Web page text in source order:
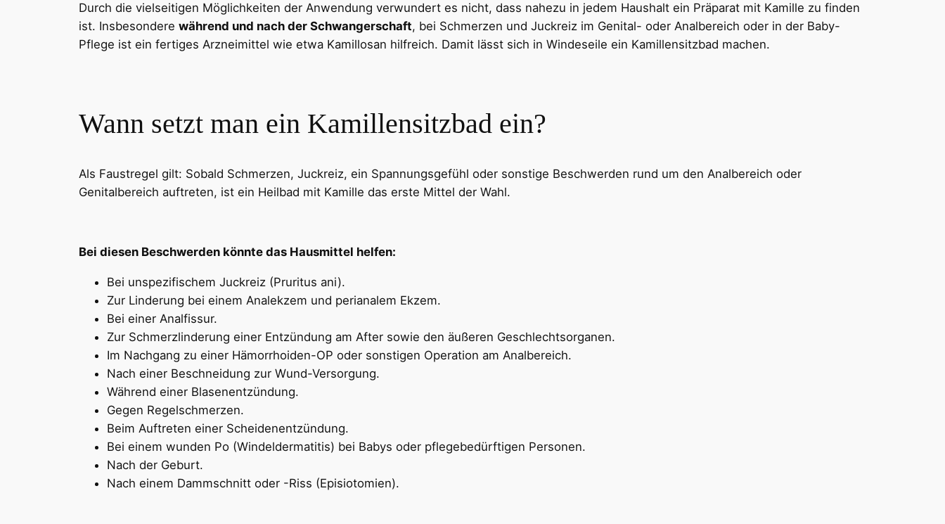
Durch die vielseitigen Möglichkeiten der Anwendung verwundert es nicht, dass nahezu in jedem Haushalt ein Präparat mit Kamille zu finden
ist. Insbesondere während und nach der Schwangerschaft, bei Schmerzen und Juckreiz im Genital- oder Analbereich oder in der Baby-
Pflege ist ein fertiges Arzneimittel wie etwa Kamillosan hilfreich. Damit lässt sich in Windeseile ein Kamillensitzbad machen.
Wann setzt man ein Kamillensitzbad ein?
Als Faustregel gilt: Sobald Schmerzen, Juckreiz, ein Spannungsgefühl oder sonstige Beschwerden rund um den Analbereich oder
Genitalbereich auftreten, ist ein Heilbad mit Kamille das erste Mittel der Wahl.
Bei diesen Beschwerden könnte das Hausmittel helfen:
Bei unspezifischem Juckreiz (Pruritus ani).
Zur Linderung bei einem Analekzem und perianalem Ekzem.
Bei einer Analfissur.
Zur Schmerzlinderung einer Entzündung am After sowie den äußeren Geschlechtsorganen.
Im Nachgang zu einer Hämorrhoiden-OP oder sonstigen Operation am Analbereich.
Nach einer Beschneidung zur Wund-Versorgung.
Während einer Blasenentzündung.
Gegen Regelschmerzen.
Beim Auftreten einer Scheidenentzündung.
Bei einem wunden Po (Windeldermatitis) bei Babys oder pflegebedürftigen Personen.
Nach der Geburt.
Nach einem Dammschnitt oder -Riss (Episiotomien).